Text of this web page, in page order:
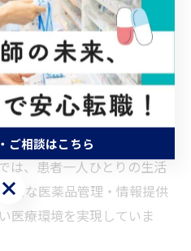
非常に大きな意味を持ちま
高齢者や慢性疾患を持つ患
知識と判断力が、患者の健
結するからです。
なく、薬歴管理や副作用の
患者の命を守る役割も担っ
は、患者一人ひとりの生活
切な医薬品管理・情報提供
医療環境を実現していま
ご相談はこちら
ご相談はこちら